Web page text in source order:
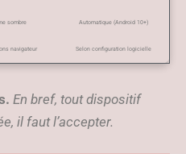
sombre Automatique (Android 10+)
navigateur Selon configuration logicielle
En bref, tout dispositif
il faut l’accepter.